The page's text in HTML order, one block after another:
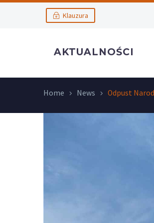
Klauzura
AKTUALNOŚCI
Home News Odpust